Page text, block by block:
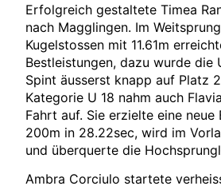
Erfolgreich gestaltete Timea
nach Magglingen. Im
Kugelstossen mit 11.61m
Bestleistungen, dazu wurde die
Spint äusserst knapp auf Platz
Kategorie U 18 nahm auch
Fahrt auf. Sie erzielte eine neue
200m in 28.22sec, wird im
und überquerte die
Ambra Corciulo startete